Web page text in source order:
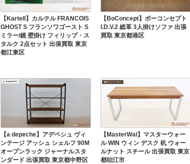
【Kartell】カルテル FRANCOIS
GHOST S フランソワゴースト S
ミラー/鏡 壁掛け フィリップ・ス
タルク 2点セット 出張買取 東京
都江東区
【BoConcept】ボーコンセプト
I.D.V.2 総革 3人掛けソファ 出張
買取 東京都港区
【a depeche】アデペシュ ヴィ
ンテージ アッシュ シェルフ 90M
オープンラック ジャーナルスタ
ンダード 出張買取 東京都中野区
【MasterWal】マスターウォー
ル WIN ウィン デスク 机 ウォー
ルナット スチール 出張買取 東京
都狛江市